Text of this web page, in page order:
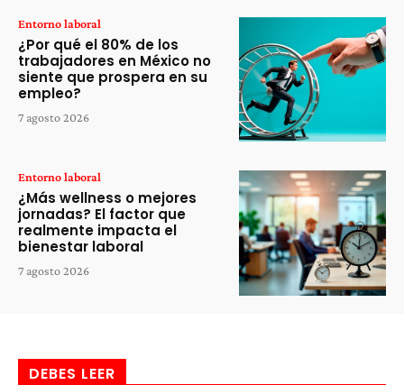
Entorno laboral
¿Por qué el 80% de los
trabajadores en México no
siente que prospera en su
empleo?
7 agosto 2026
Entorno laboral
¿Más wellness o mejores
jornadas? El factor que
realmente impacta el
bienestar laboral
7 agosto 2026
DEBES LEER